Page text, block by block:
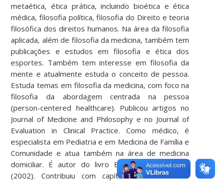
metaética, ética prática, incluindo bioética e ética
médica, filosofia política, filosofia do Direito e teoria
filosófica dos direitos humanos. Na área da filosofia
aplicada, além de filosofia da medicina, também tem
publicações e estudos em filosofia e ética dos
esportes. Também tem interesse em filosofia da
mente e atualmente estuda o conceito de pessoa.
Estuda temas em filosofia da medicina, com foco na
filosofia da abordagem centrada na pessoa
(person-centered healthcare). Publicou artigos no
Journal of Medicine and Philosophy e no Journal of
Evaluation in Clinical Practice. Como médico, é
especialista em Pediatria e em Medicina de Família e
Comunidade e atua também na área de medicina
domiciliar. É autor do livro Bioética Fundamental
(2002). Contribuiu com capítulos em livros de